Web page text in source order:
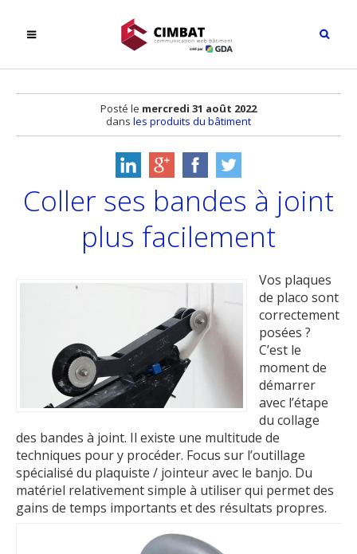
Posté le mercredi 31 août 2022
dans les produits du bâtiment
Coller ses bandes à joint
plus facilement
Vos plaques
de placo sont
correctement
posées ?
C’est le
moment de
démarrer
avec l’étape
du collage
des bandes à joint. Il existe une multitude de
techniques pour y procéder. Focus sur l’outillage
spécialisé du plaquiste / jointeur avec le banjo. Du
matériel relativement simple à utiliser qui permet des
gains de temps importants et des résultats propres.